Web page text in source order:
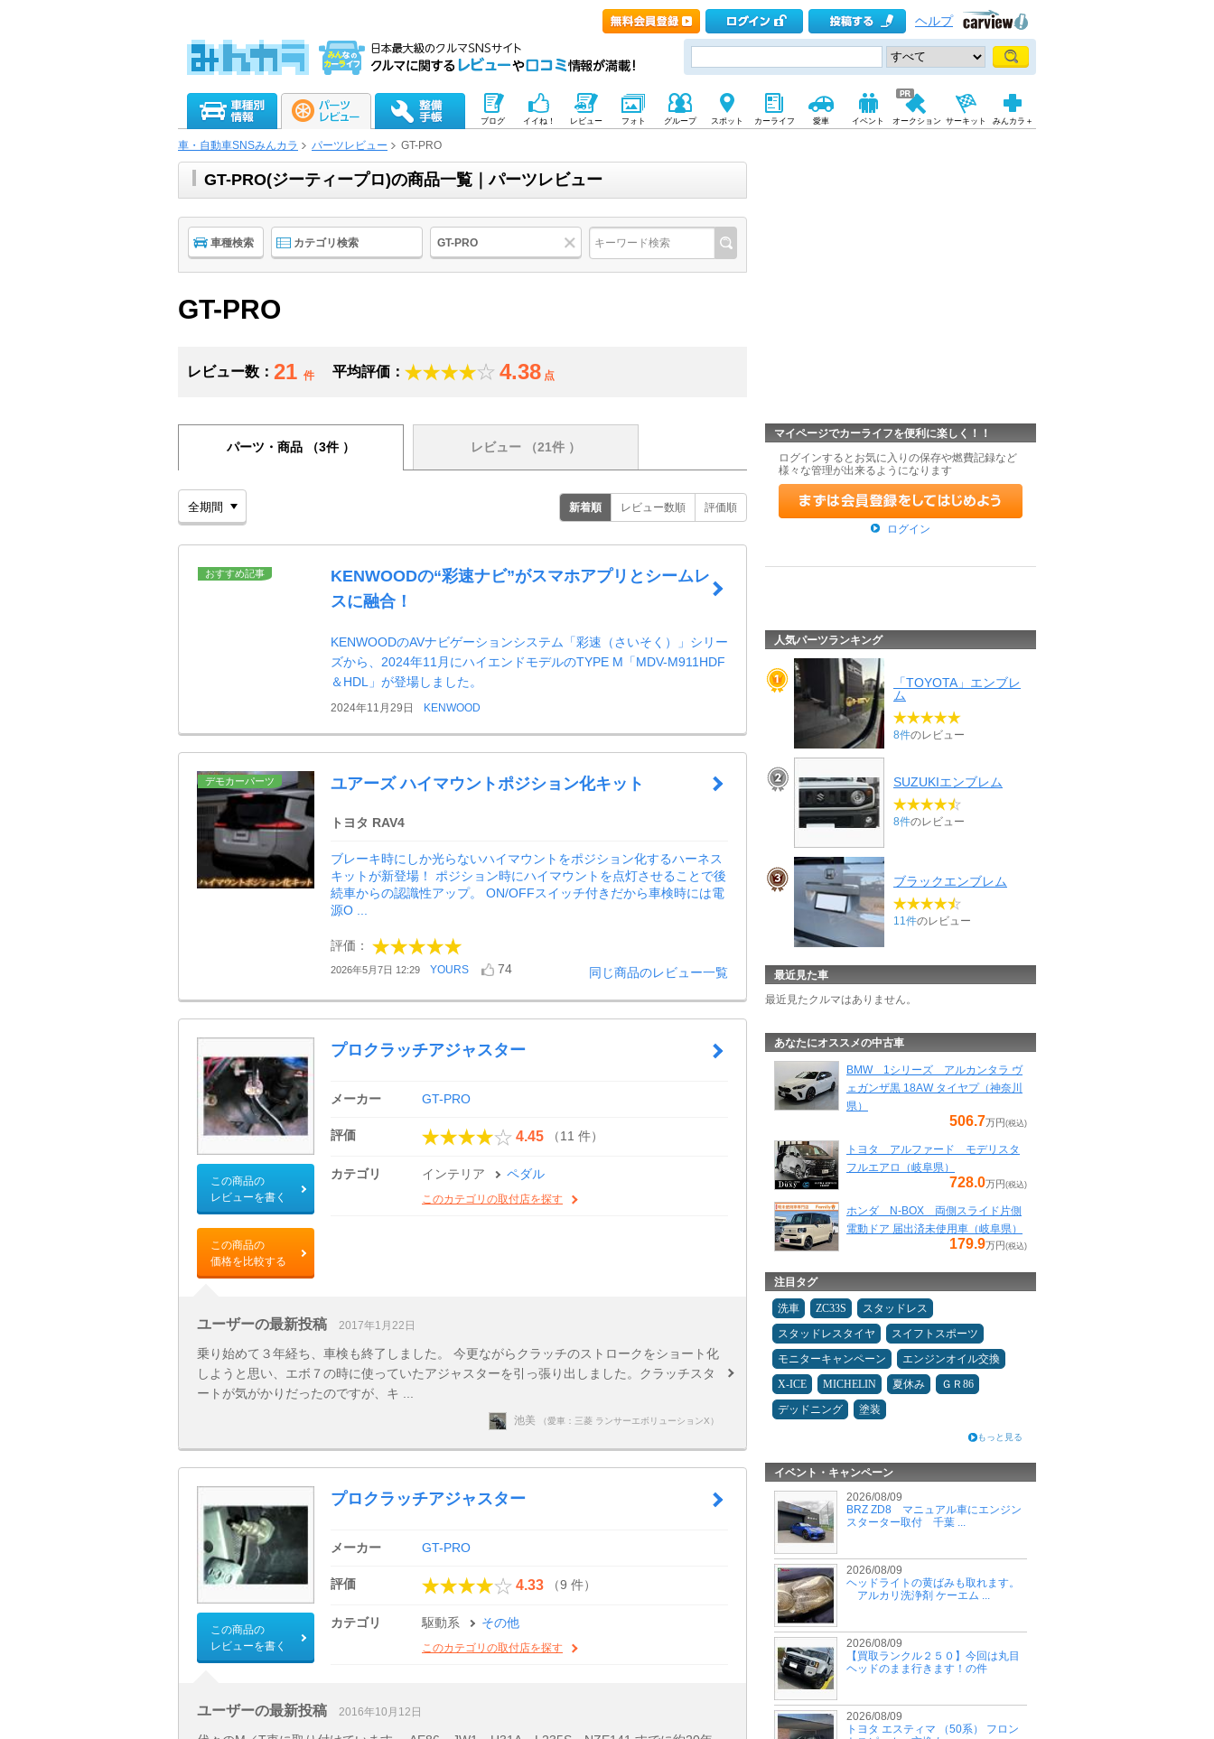
ヘルプ
ブログ イイね！ レビュー フォト グループ スポット カーライフ 愛車 イベント オークション サーキット みんカラ＋
車・自動車SNSみんカラ パーツレビュー GT-PRO
GT-PRO(ジーティープロ)の商品一覧｜パーツレビュー
車種検索 カテゴリ検索 GT-PRO
GT-PRO
レビュー数： 21 件 平均評価： 4.38 点
パーツ・商品 （3件 ） レビュー （21件 ）
新着順 レビュー数順 評価順
おすすめ記事
KENWOODの“彩速ナビ”がスマホアプリとシームレ
スに融合！
KENWOODのAVナビゲーションシステム「彩速（さいそく）」シリー
ズから、2024年11月にハイエンドモデルのTYPE M「MDV-M911HDF
＆HDL」が登場しました。
2024年11月29日 KENWOOD
デモカーパーツ ユアーズ ハイマウントポジション化キット
トヨタ RAV4
ブレーキ時にしか光らないハイマウントをポジション化するハーネス
キットが新登場！ ポジション時にハイマウントを点灯させることで後
続車からの認識性アップ。 ON/OFFスイッチ付きだから車検時には電
源O ...
評価：
2026年5月7日 12:29 YOURS 74 同じ商品のレビュー一覧
この商品の
レビューを書く
この商品の
価格を比較する
プロクラッチアジャスター
メーカー GT-PRO
評価 4.45 （11 件）
カテゴリ インテリア ペダル
このカテゴリの取付店を探す
ユーザーの最新投稿 2017年1月22日
乗り始めて３年経ち、車検も終了しました。 今更ながらクラッチのストロークをショート化
しようと思い、エボ７の時に使っていたアジャスターを引っ張り出しました。クラッチスタ
ートが気がかりだったのですが、キ ...
池美 （愛車：三菱 ランサーエボリューションX）
この商品の
レビューを書く
プロクラッチアジャスター
メーカー GT-PRO
評価 4.33 （9 件）
カテゴリ 駆動系 その他
このカテゴリの取付店を探す
ユーザーの最新投稿 2016年10月12日
マイページでカーライフを便利に楽しく！！
ログインするとお気に入りの保存や燃費記録など
様々な管理が出来るようになります
ログイン
人気パーツランキング
「TOYOTA」エンブレ
ム
8件のレビュー
SUZUKIエンブレム
8件のレビュー
ブラックエンブレム
11件のレビュー
最近見た車
最近見たクルマはありません。
あなたにオススメの中古車
BMW 1シリーズ アルカンタラ ヴ
ェガンザ黒 18AW タイヤプ（神奈川
県）
506.7万円(税込)
トヨタ アルファード モデリスタ
フルエアロ（岐阜県）
728.0万円(税込)
ホンダ N-BOX 両側スライド片側
電動ドア 届出済未使用車（岐阜県）
179.9万円(税込)
注目タグ
洗車 ZC33S
スタッドレス
スタッドレスタイヤ
スイフトスポーツ
モニターキャンペーン
エンジンオイル交換
X-ICE
MICHELIN 夏休み
ＧＲ86
デッドニング
塗装
もっと見る
イベント・キャンペーン
2026/08/09
BRZ ZD8 マニュアル車にエンジン
スターター取付 千葉 ...
2026/08/09
ヘッドライトの黄ばみも取れます。
アルカリ洗浄剤 ケーエム ...
2026/08/09
【買取ランクル２５０】今回は丸目
ヘッドのまま行きます！の件
2026/08/09
トヨタ エスティマ （50系） フロン